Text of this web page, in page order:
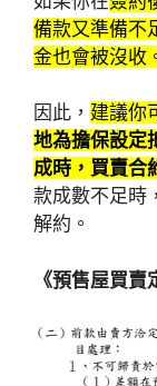
備款又準備不
金也會被沒收
因此， 建議你
地為擔保設定
成時，買賣合
款成數不足時
解約。
《預售屋買